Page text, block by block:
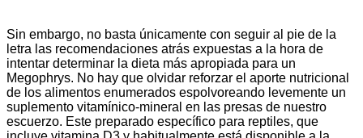
Sin embargo, no basta únicamente con seguir al pie de la
letra las recomendaciones atrás expuestas a la hora de
intentar determinar la dieta más apropiada para un
Megophrys. No hay que olvidar reforzar el aporte nutricional
de los alimentos enumerados espolvoreando levemente un
suplemento vitamínico-mineral en las presas de nuestro
escuerzo. Este preparado específico para reptiles, que